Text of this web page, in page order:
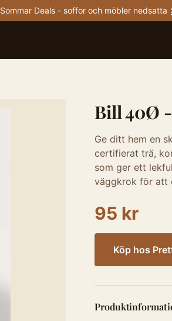
Sommar Deals - soffor och möbler nedsatta
Bill 40Ø
Ge ditt hem en
certifierat trä,
som ger ett
väggkrok för att
95 kr
Köp hos